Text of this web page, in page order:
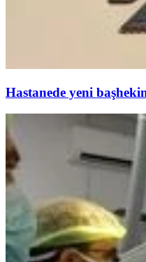
Hastanede yeni